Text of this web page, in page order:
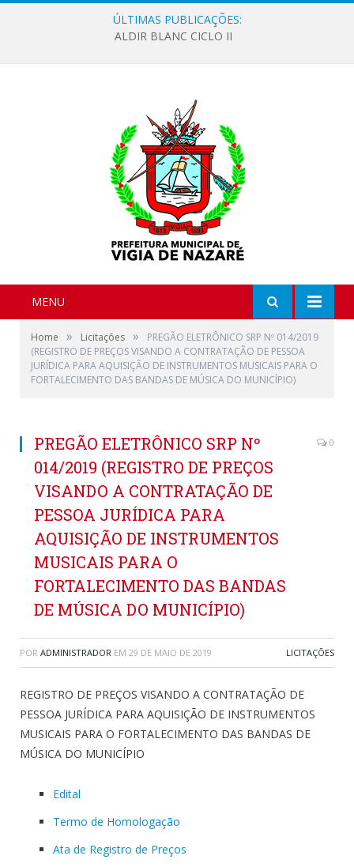
ÚLTIMAS PUBLICAÇÕES:
ALDIR BLANC CICLO II
MENU
Home » Licitações »
PREGÃO ELETRÔNICO SRP Nº 014/2019
(REGISTRO DE PREÇOS VISANDO A CONTRATAÇÃO DE PESSOA
JURÍDICA PARA AQUISIÇÃO DE INSTRUMENTOS MUSICAIS PARA O
FORTALECIMENTO DAS BANDAS DE MÚSICA DO MUNICÍPIO)
PREGÃO ELETRÔNICO SRP Nº
014/2019 (REGISTRO DE PREÇOS
VISANDO A CONTRATAÇÃO DE
PESSOA JURÍDICA PARA
AQUISIÇÃO DE INSTRUMENTOS
MUSICAIS PARA O
FORTALECIMENTO DAS BANDAS
DE MÚSICA DO MUNICÍPIO)
0
POR ADMINISTRADOR EM 29 DE MAIO DE 2019 LICITAÇÕES
REGISTRO DE PREÇOS VISANDO A CONTRATAÇÃO DE
PESSOA JURÍDICA PARA AQUISIÇÃO DE INSTRUMENTOS
MUSICAIS PARA O FORTALECIMENTO DAS BANDAS DE
MÚSICA DO MUNICÍPIO
Edital
Termo de Homologação
Ata de Registro de Preços